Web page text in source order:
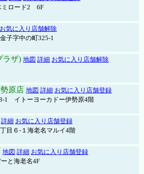
ミロード2 6F
お気に入り店舗解除
子字中の町325-1
ラザ) 地図 詳細 お気に入り店舗解除
原店 地図 詳細 お気に入り店舗登録
1 イトーヨーカドー伊勢原4階
詳細 お気に入り店舗登録
目６-１海老名マルイ4階
地図 詳細 お気に入り店舗登録
と海老名4F